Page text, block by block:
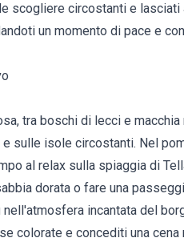
scogliere circostanti e lasciati
un momento di pace e
tra boschi di lecci e
sulle isole circostanti. Nel
al relax sulla spiaggia di
dorata o fare una
incantata del
colorate e concediti una cena